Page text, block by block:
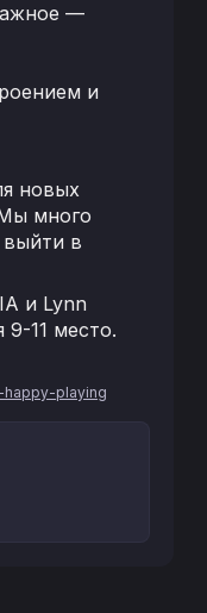
—
и
новых
много
выйти в
и Lynn
11 место.
playing